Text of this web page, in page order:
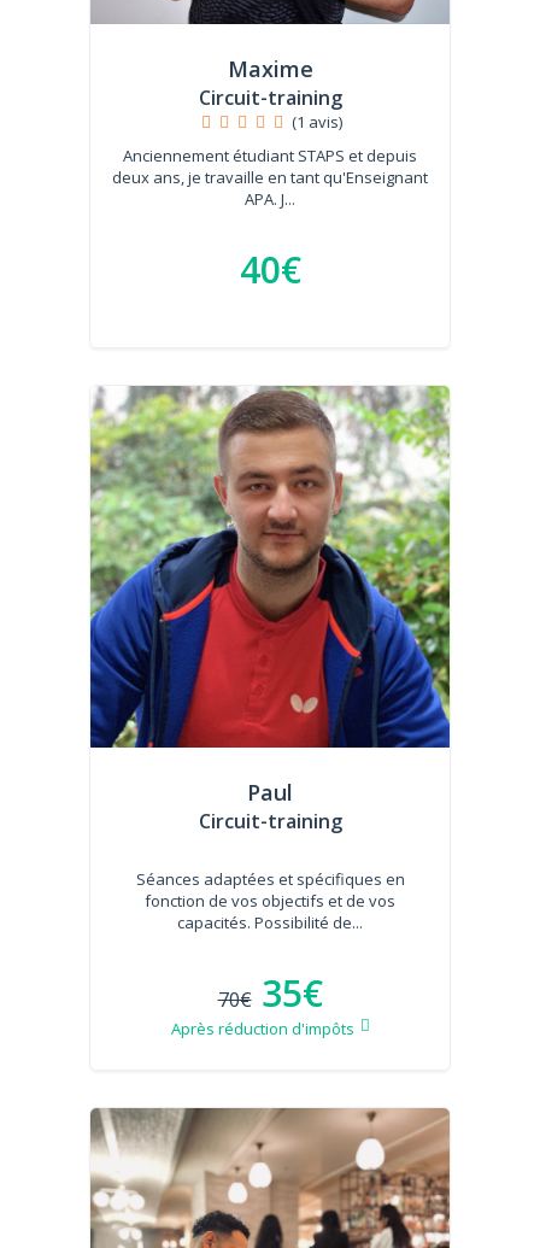
Maxime
Circuit-training
(1 avis)
Anciennement étudiant STAPS et depuis
deux ans, je travaille en tant qu'Enseignant
APA. J...
40€
Paul
Circuit-training
Séances adaptées et spécifiques en
fonction de vos objectifs et de vos
capacités. Possibilité de...
70€ 35€
Après réduction d'impôts